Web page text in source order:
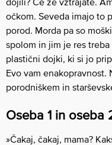
očkom. Seveda imajo to
porod. Morda pa so
spolom in jim je res
plastični dojki, ki si jo
Evo vam enakopravnost.
porodniškem in
Oseba 1 in oseba
»Čakaj, čakaj, mama?